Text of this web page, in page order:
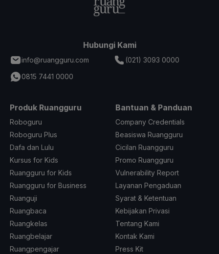
Hubungi Kami
info@ruangguru.com
(021) 3093 0000
0815 7441 0000
Produk Ruangguru
Roboguru
Roboguru Plus
Dafa dan Lulu
Kursus for Kids
Ruangguru for Kids
Ruangguru for Business
Ruanguji
Ruangbaca
Ruangkelas
Ruangbelajar
Ruangpengajar
Bantuan & Panduan
Company Credentials
Beasiswa Ruangguru
Cicilan Ruangguru
Promo Ruangguru
Vulnerability Report
Layanan Pengaduan
Syarat & Ketentuan
Kebijakan Privasi
Tentang Kami
Kontak Kami
Press Kit